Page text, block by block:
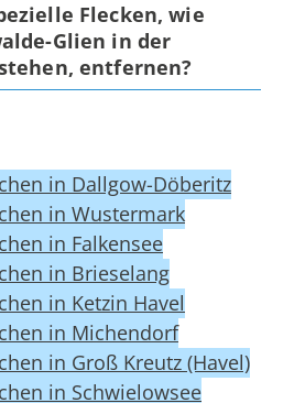
Flecken, wie
Glien in der
entfernen?
in Dallgow-Döberitz
in Wustermark
in Falkensee
in Brieselang
in Ketzin Havel
in Michendorf
in Groß Kreutz (Havel)
in Schwielowsee